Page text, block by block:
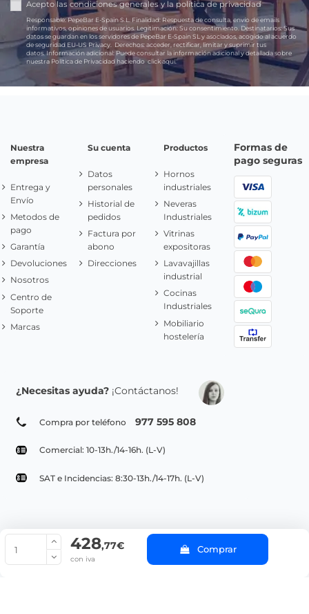
428,77€
con iva
Comprar
Acepto las condiciones generales y lapolítica de privacidad
Responsable:PepeBar E-Spain S.L. Finalidad: Respuesta de consulta, envío de emails
informativos, opiniones de usuarios. Legitimación: Su consentimiento. Destinatarios:Sus
datos se guardan en los servidores de PepeBar E-Spain SL y asociados, acogido al acuerdo
de seguridad EU-US Privacy.
Derechos: acceder, rectificar, limitar y suprimir tus
datos.Información adicional:Puede consultar la información adicional y detallada sobre
nuestra Política de Privacidad haciendoclick aquí.
Nuestra
empresa
Entrega y
Envío
Metodos de
pago
Garantía
Devoluciones
Nosotros
Centro de
Soporte
Marcas
Su cuenta
Datos
personales
Historial de
pedidos
Factura por
abono
Direcciones
Productos
Hornos
industriales
Neveras
Industriales
Vitrinas
expositoras
Lavavajillas
industrial
Cocinas
Industriales
Mobiliario
hostelería
Formas de
pago seguras
¿Necesitas ayuda? ¡Contáctanos!
Compra por teléfono 977 595 808
Comercial: 10-13h./14-16h. (L-V)
SAT e Incidencias: 8:30-13h./14-17h. (L-V)
© Copyright 2022 PepeBar.com |
Aviso legal y
Condiciones generales de compra |